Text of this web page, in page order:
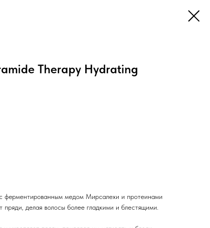
Therapy Hydrating
ферментированным медом Мирсалехи и протеинами
пряди, делая волосы более гладкими и блестящими.